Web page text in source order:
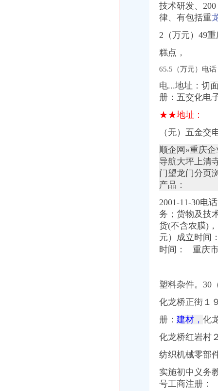
重庆易亿服装贸易有限公司,主营：服装服饰,箱包设计及销售；品
重庆市衣服快递到爱尔兰价格门到门国际包税出口服务（图）-供应信
重庆天地写字楼写字楼出售,底价付6万（企业天地进出口食品超市
重庆恒信天地房地产代理有限公司发展战略研究-收费硕士博士论文-论
第32页广东中南美货代公司广东中南美货运代理公司黄页广东中南美
重庆天地写字楼写字楼出售,底价付6万（企业天地进出口食品超市
青岛饮料代理公司-青岛饮料代理厂家-|必途青岛饮料代理公司排行榜
重庆雷行天下国际商贸-重庆雷行天下国际商贸招商|重庆雷行天下国际
第32页广东中南美货代公司广东中南美货运代理公司黄页广东中南美
【重庆北京天地顺聘货运代理公司】网点,地址,电话,营业时间-大
专业代理DHL出口到尼泊尔空运到尼泊尔EMS可接液体末,厂家推
路运代理业务厂家_路运代理业务厂家/公司-阿里巴巴公司黄页
【重庆北京天地顺聘货运代理公司】网点,地址,电话,营业时间-大
国内速递代理厂家_国内速递代理厂家/公司-阿里巴巴公司黄页
第45页装货货代公司装货货运代理公司黄页装货货代企业查询-
中原地产免中介费家代理“重庆瑞安天地”-房产新闻-重庆搜狐焦点网
重庆恒信天地房地产代理有限公司发展战略研究-收费硕士博士论文-论
重庆市衣服快递到爱尔兰价格门到门国际包税出口服务（图）-供应信
关于公布国际货物运输代理企业名单的通知-法规库-110网
重庆易亿服装贸易有限公司,主营：服装服饰,箱包设计及销售；品
技术研发、
律、有包括重
2（万元）49
糕点，
65.5（万元）电话
电...地址：切
册：五交化电
★★地址：
（无）五金交
顺企网»重庆
导航大坪上清
门望龙门分页
产品：
2001-11-30电
务；货物及技
货(不含农膜)
元）成立时间
时间： 重庆
塑料杂件。 30
化龙桥正街１
册： 建材， 化
化龙桥红岩村
纺织机械零部
实施初中义务
号工商注册：